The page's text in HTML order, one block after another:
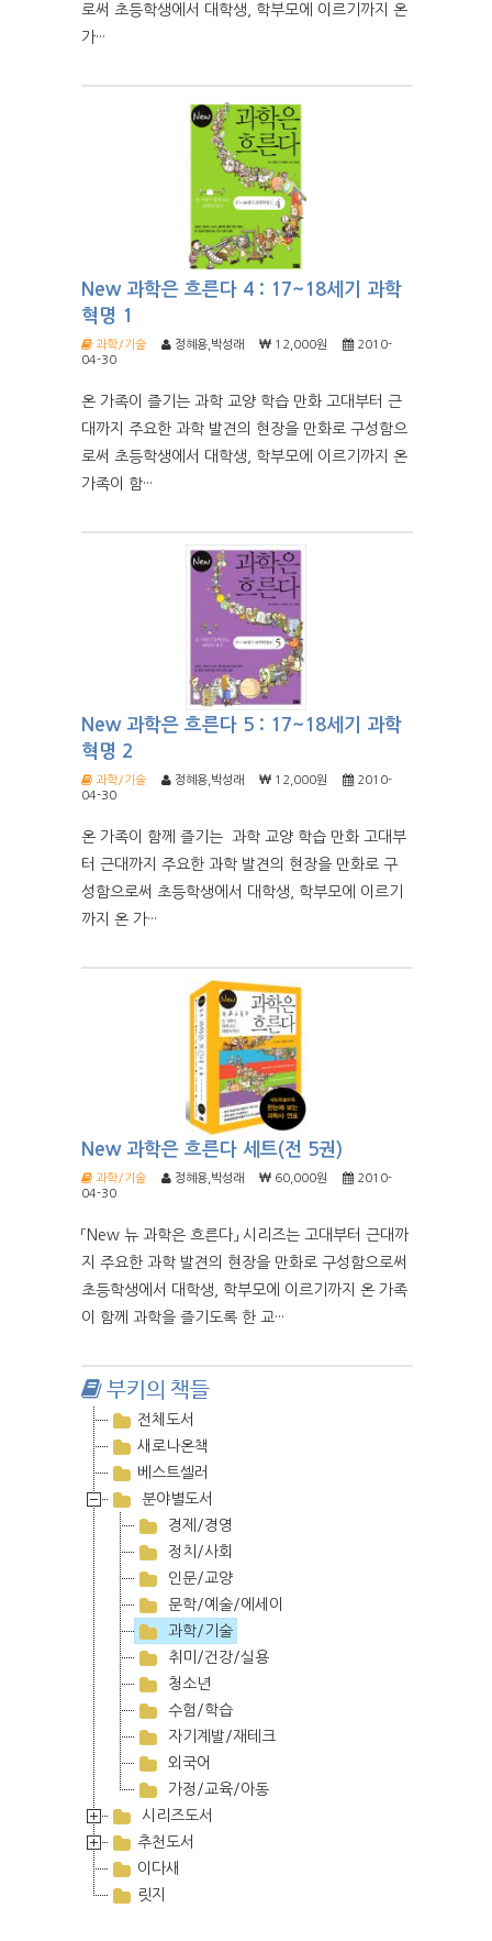
로써 초등학생에서 대학생, 학부모에 이르기까지 온
가···
New 과학은 흐른다 4 : 17~18세기 과학
혁명 1
과학/기술 정혜용,박성래 12,000원
2010-
04-30
온 가족이 즐기는 과학 교양 학습 만화 고대부터 근
대까지 주요한 과학 발견의 현장을 만화로 구성함으
로써 초등학생에서 대학생, 학부모에 이르기까지 온
가족이 함···
New 과학은 흐른다 5 : 17~18세기 과학
혁명 2
과학/기술 정혜용,박성래 12,000원
2010-
04-30
온 가족이 함께 즐기는 과학 교양 학습 만화 고대부
터 근대까지 주요한 과학 발견의 현장을 만화로 구
성함으로써 초등학생에서 대학생, 학부모에 이르기
까지 온 가···
New 과학은 흐른다 세트(전 5권)
과학/기술 정혜용,박성래 60,000원
2010-
04-30
「New 뉴 과학은 흐른다」 시리즈는 고대부터 근대까
지 주요한 과학 발견의 현장을 만화로 구성함으로써
초등학생에서 대학생, 학부모에 이르기까지 온 가족
이 함께 과학을 즐기도록 한 교···
부키의 책들
전체도서
새로나온책
베스트셀러
분야별도서
경제/경영
정치/사회
인문/교양
문학/예술/에세이
과학/기술
취미/건강/실용
청소년
수험/학습
자기계발/재테크
외국어
가정/교육/아동
시리즈도서
추천도서
이다새
릿지